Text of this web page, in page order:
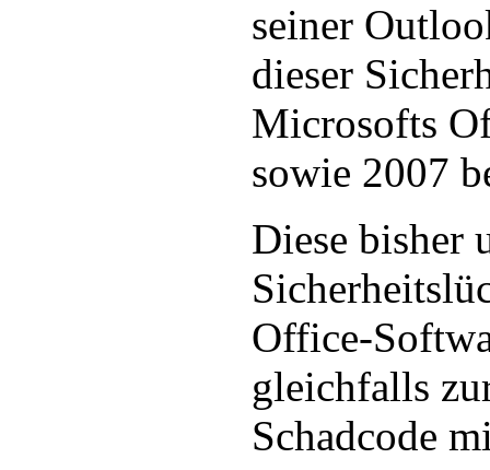
seiner
dieser
Microsofts
sowie 2007
Diese bisher
Office-
gleichfalls
Schadcode